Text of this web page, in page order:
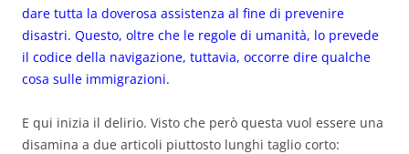
dare tutta la doverosa assistenza al fine di prevenire
disastri. Questo, oltre che le regole di umanità, lo prevede
il codice della navigazione, tuttavia, occorre dire qualche
cosa sulle immigrazioni.
E qui inizia il delirio. Visto che però questa vuol essere una
disamina a due articoli piuttosto lunghi taglio corto: